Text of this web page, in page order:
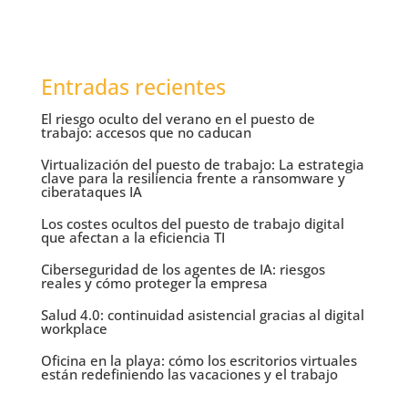
Entradas recientes
El riesgo oculto del verano en el puesto de
trabajo: accesos que no caducan
Virtualización del puesto de trabajo: La estrategia
clave para la resiliencia frente a ransomware y
ciberataques IA
Los costes ocultos del puesto de trabajo digital
que afectan a la eficiencia TI
Ciberseguridad de los agentes de IA: riesgos
reales y cómo proteger la empresa
Salud 4.0: continuidad asistencial gracias al digital
workplace
Oficina en la playa: cómo los escritorios virtuales
están redefiniendo las vacaciones y el trabajo